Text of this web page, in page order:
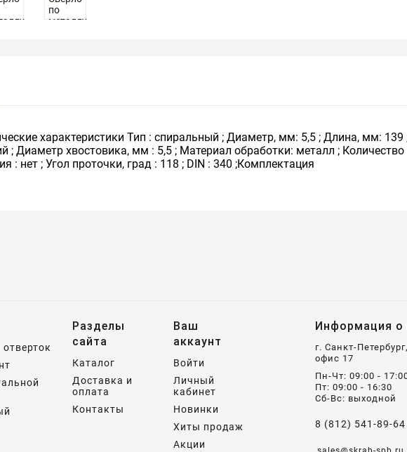
характеристики Тип : спиральный ; Диаметр, мм: 5,5 ; Длина, мм:
; Диаметр хвостовика, мм : 5,5 ; Материал обработки: металл ;
: нет ; Угол проточки, град : 118 ; DIN : 340 ;Комплектация
Разделы
сайта
Каталог
Доставка и
оплата
Контакты
Ваш
аккаунт
Войти
Личный
кабинет
Новинки
Хиты продаж
Акции
Информация о
г. Санкт-
офис 17
Пн-Чт: 09:00 -
Пт: 09:00 - 16:30
Сб-Вс: выходной
8 (812) 541-89-64